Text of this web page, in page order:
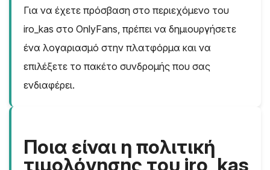
Για να έχετε πρόσβαση στο περιεχόμενο του
iro_kas στο OnlyFans, πρέπει να δημιουργήσετε
ένα λογαριασμό στην πλατφόρμα και να
επιλέξετε το πακέτο συνδρομής που σας
ενδιαφέρει.
Ποια είναι η πολιτική
τιμολόγησης του iro_kas